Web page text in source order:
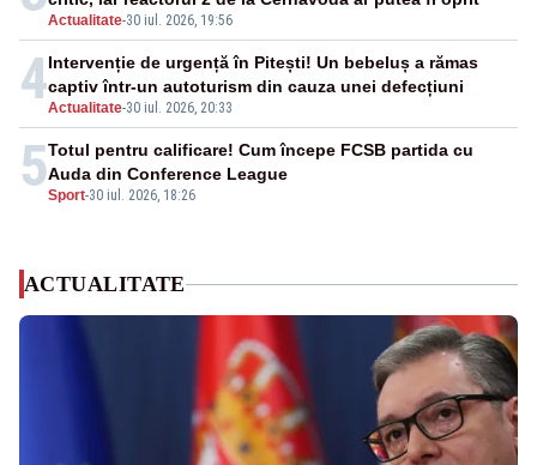
Actualitate-30 iul. 2026, 19:56
4Actualitate-30 iul. 2026, 20:33
Intervenție de urgență în Pitești! Un bebeluș a rămas
captiv într-un autoturism din cauza unei defecțiuni
5Sport-30 iul. 2026, 18:26
Totul pentru calificare! Cum începe FCSB partida cu
Auda din Conference League
ACTUALITATE